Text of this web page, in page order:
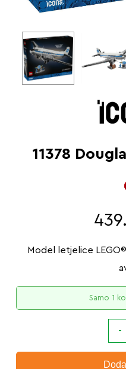
11378
Model letjelice
Samo 1